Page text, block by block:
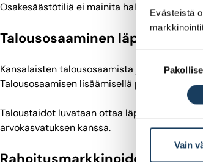
Evästeistä
Vain
Osakesäästötiliä ei mainita
Talousosaaminen
Kansalaisten talousosaamista ja talouden
Talousosaamisen lisäämisellä pyritään
Taloustaidot luvataan ottaa läpileikkaavaksi
arvokasvatuksen kanssa.